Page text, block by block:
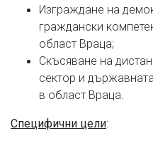
Изграждане на
граждански
област Враца;
Скъсяване на
сектор и
в област Враца.
Специфични цели: